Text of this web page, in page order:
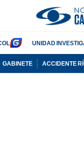
UNIDAD
GABINETE ACCIDENTE